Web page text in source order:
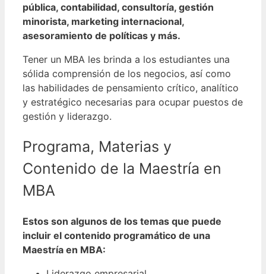
pública, contabilidad, consultoría, gestión
minorista, marketing internacional,
asesoramiento de políticas y más.
Tener un MBA les brinda a los estudiantes una
sólida comprensión de los negocios, así como
las habilidades de pensamiento crítico, analítico
y estratégico necesarias para ocupar puestos de
gestión y liderazgo.
Programa, Materias y
Contenido de la Maestría en
MBA
Estos son algunos de los temas que puede
incluir el contenido programático de una
Maestría en MBA: